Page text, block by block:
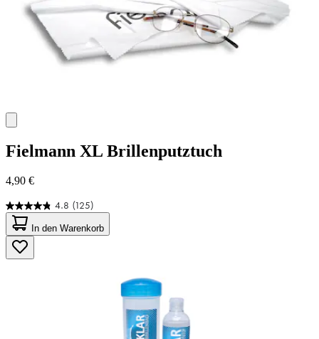
Fielmann XL Brillenputztuch
4,90 €
4.8 (125)
4.8
von
5
Sternen.
125
In den Warenkorb